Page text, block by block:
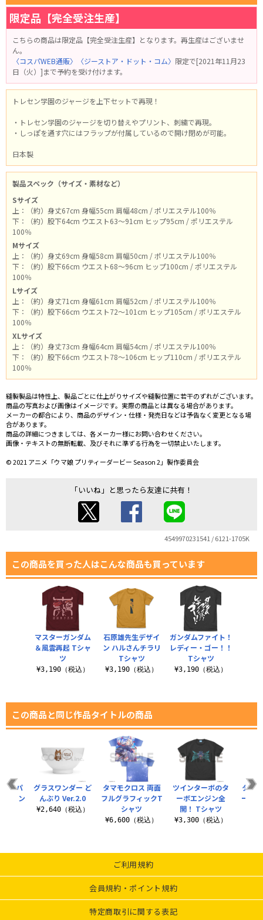
限定品【完全受注生産】
こちらの商品は限定品【完全受注生産】となります。再生産はございませ
ん。
〈コスパWEB通販〉
〈ジーストア・ドット・コム〉 限定で[2021年11月23
日（火）]まで予約を受け付けます。
トレセン学園のジャージを上下セットで再現！
・トレセン学園のジャージを切り替えやプリント、刺繍で再現。
・しっぽを通す穴にはフラップが付属しているので開け閉めが可能。
日本製
製品スペック（サイズ・素材など）
Sサイズ
上：（約）身丈67cm 身幅55cm 肩幅48cm / ポリエステル100％
下：（約）股下64cm ウエスト63～91cm ヒップ95cm / ポリエステル
100％
Mサイズ
上：（約）身丈69cm 身幅58cm 肩幅50cm / ポリエステル100％
下：（約）股下66cm ウエスト68～96cm ヒップ100cm / ポリエステル
100％
Lサイズ
上：（約）身丈71cm 身幅61cm 肩幅52cm / ポリエステル100％
下：（約）股下66cm ウエスト72～101cm ヒップ105cm / ポリエステル
100％
XLサイズ
上：（約）身丈73cm 身幅64cm 肩幅54cm / ポリエステル100％
下：（約）股下66cm ウエスト78～106cm ヒップ110cm / ポリエステル
100％
縫製製品は特性上、製品ごとに仕上がりサイズや縫製位置に若干のずれがございます。
商品の写真および画像はイメージです。実際の商品とは異なる場合があります。
メーカーの都合により、商品のデザイン・仕様・発売日などは予告なく変更となる場
合があります。
商品の詳細につきましては、各メーカー様にお問い合わせください。
画像・テキストの無断転載、及びそれに準ずる行為を一切禁止いたします。
© 2021 アニメ「ウマ娘 プリティーダービー Season 2」製作委員会
「いいね」と思ったら友達に共有！
4549970231541 / 6121-1705K
この商品を買った人はこんな商品も買っています
石原雄先生デザイ
ン ハルさんチラリ
Tシャツ
¥3,190（税込）
ガンダムファイト！
レディー・ゴー！！
Tシャツ
¥3,190（税込）
マスターガンダム
＆風雲再起 Tシャ
ツ
¥3,190（税込）
この商品と同じ作品タイトルの商品
タマモクロス 両面
フルグラフィックT
シャツ
¥6,600（税込）
ツインターボのタ
ーボエンジン全
開！ Tシャツ
¥3,300（税込）
タッ
ー ア
チ パ
スカン
グラスワンダー ど
んぶり Ver.2.0
¥2,640（税込）
ご利用規約
会員規約・ポイント規約
特定商取引に関する表記